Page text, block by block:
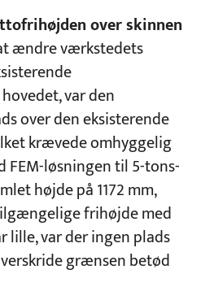
over skinnen
ændre værkstedets
var den
over den eksisterende
krævede omhyggelig
FEM-løsningen til 5-tons-
højde på 1172 mm,
frihøjde med
lille, var der ingen plads
grænsen betød